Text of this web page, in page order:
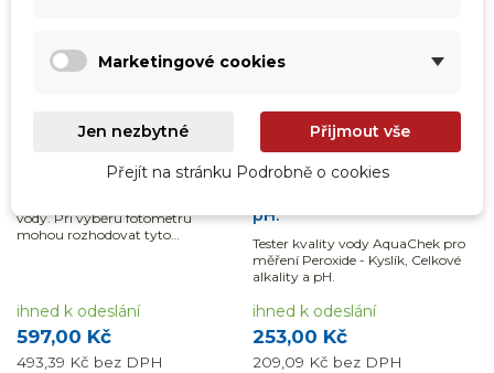
vp-693486632
tester eXact iDip - Měď (CU)
vody. Při výběru fotometru
mohou rozhodovat tyto
597,00 Kč
493,39 Kč bez DPH
ihned k odeslání
bvz-318341
AquaChek testovací
proužky - 3v1 Peroxide -
pH.
Tester kvality vody AquaChek pro
měření Peroxide - Kyslík, Celkové
alkality a pH.
253,00 Kč
209,09 Kč bez DPH
ihned k odeslání
Marketingové cookies
Jen nezbytné Přijmout vše
Přejít na stránku Podrobně o cookies